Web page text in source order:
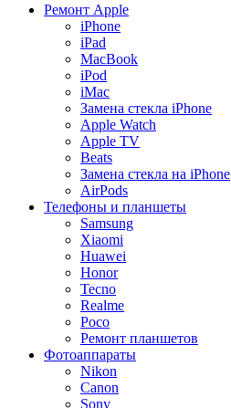
Ремонт Apple
iPhone
iPad
MacBook
iPod
iMac
Замена стекла iPhone
Apple Watch
Apple TV
Beats
Замена стекла на iPhone
AirPods
Телефоны и планшеты
Samsung
Xiaomi
Huawei
Honor
Tecno
Realme
Poco
Ремонт планшетов
Фотоаппараты
Nikon
Canon
Sony